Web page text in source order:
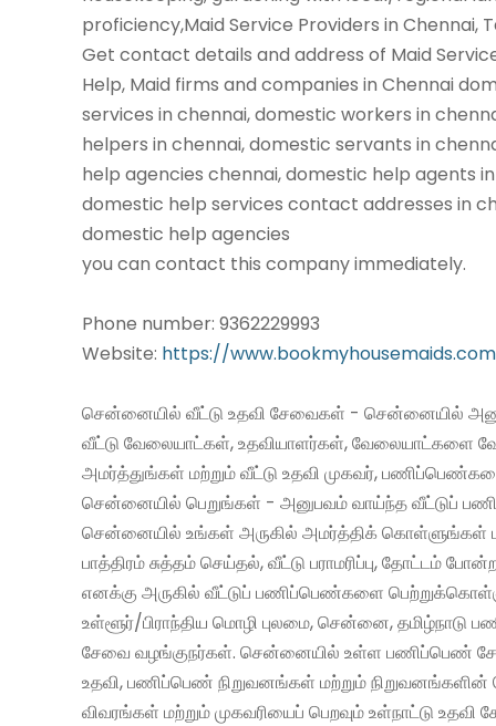
proficiency,Maid Service Providers in Chennai,
Get contact details and address of Maid
Help, Maid firms and companies in Chennai
services in chennai, domestic workers in
helpers in chennai, domestic servants in
help agencies chennai, domestic help agents
domestic help services contact addresses in
domestic help agencies
you can contact this company immediately.
Phone number: 9362229993
Website: https://
சென்னையில் வீட்டு உதவி சேவைகள் - சென்னையில்
வீட்டு வேலையாட்கள், உதவியாளர்கள், வேலையாட்களை
அமர்த்துங்கள் மற்றும் வீட்டு உதவி முகவர்,
சென்னையில் பெறுங்கள் - அனுபவம் வாய்ந்த வீட்டுப்
சென்னையில் உங்கள் அருகில் அமர்த்திக் கொள்ளுங்கள்
பாத்திரம் சுத்தம் செய்தல், வீட்டு பராமரிப்பு, தோட்டம்
எனக்கு அருகில் வீட்டுப் பணிப்பெண்களை
உள்ளூர்/பிராந்திய மொழி புலமை, சென்னை, தமிழ்நாடு
சேவை வழங்குநர்கள். சென்னையில் உள்ள பணிப்பெண்
உதவி, பணிப்பெண் நிறுவனங்கள் மற்றும் நிறுவனங்களின்
விவரங்கள் மற்றும் முகவரியைப் பெறவும் உள்நாட்டு உதவி